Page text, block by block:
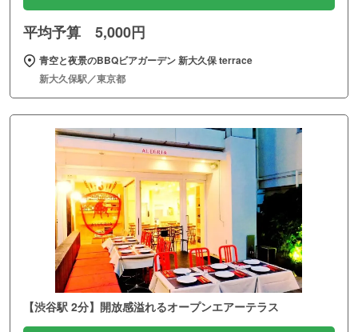
平均予算 5,000円
青空と夜景のBBQビアガーデン 新大久保 terrace
新大久保駅／東京都
【渋谷駅 2分】開放感溢れるオープンエアーテラス